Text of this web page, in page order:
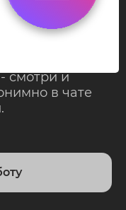
без
смотри и
в чате